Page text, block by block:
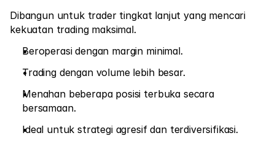
Dibangun untuk trader tingkat lanjut yang mencari
kekuatan trading maksimal.
Beroperasi dengan margin minimal.
Trading dengan volume lebih besar.
Menahan beberapa posisi terbuka secara
bersamaan.
Ideal untuk strategi agresif dan terdiversifikasi.